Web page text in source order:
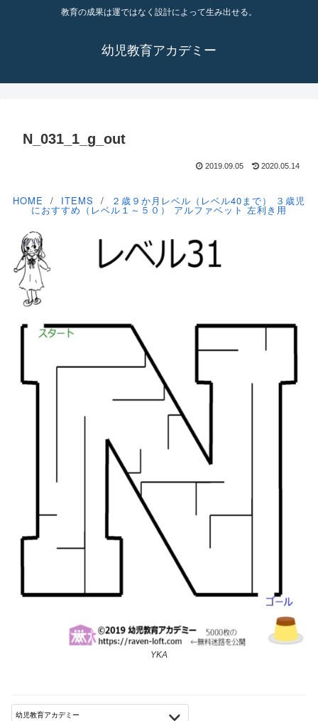
教育の成果は運ではなく設計によって生み出せる。
幼児教育アカデミー
N_031_1_g_out
2019.09.05 2020.05.14
HOME ITEMS ２歳９か月レベル（レベル40まで） ３歳児
におすすめ（レベル１～５０） アルファベット 左利き用
YKA